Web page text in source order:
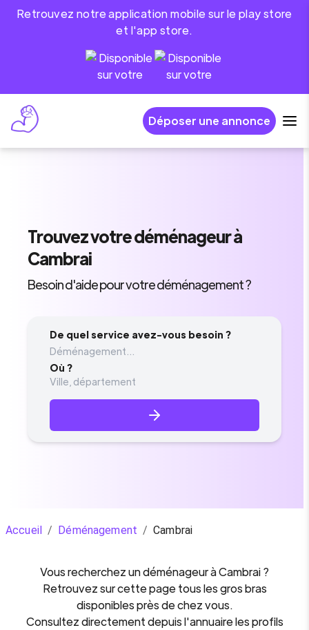
Retrouvez notre application mobile sur le play store
et l'app store.
Déposer une annonce
Trouvezvotre déménageurà
Cambrai
Besoin d'aide pour votre déménagement ?
De quel service avez-vous besoin ?
Déménagement...
Où ?
Accueil / Déménagement / Cambrai
Vous recherchez undéménageuràCambrai?
Retrouvez sur cette page tous les gros bras
disponibles près de chez vous.
Consultez directement depuis l'annuaire les profils